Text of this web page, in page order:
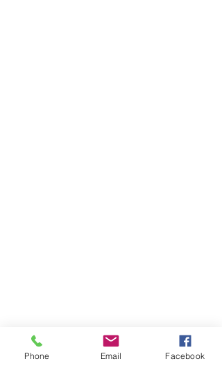
Mais qui s'est glissé sur scène à côté
de Har, Photo N5? C'est mon petit
Phone Email Facebook